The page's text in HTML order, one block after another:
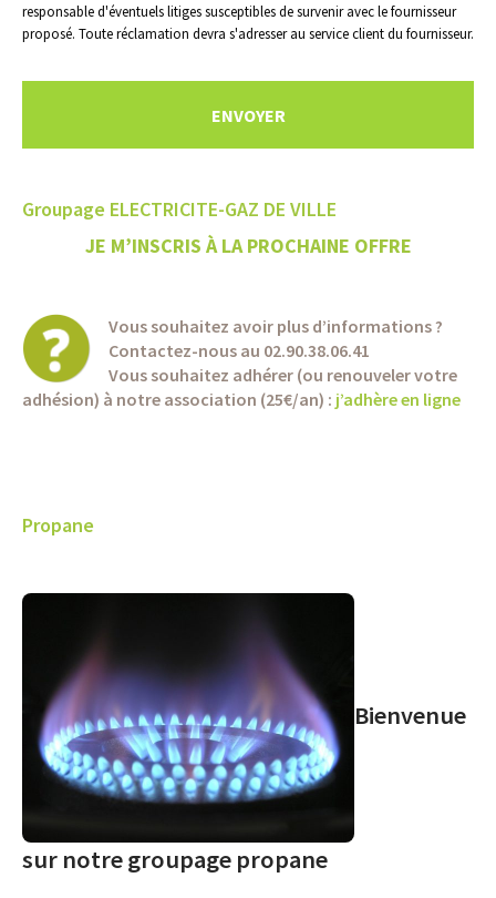
responsable d'éventuels litiges susceptibles de survenir avec le fournisseur
proposé. Toute réclamation devra s'adresser au service client du fournisseur.
Groupage ELECTRICITE-GAZ DE VILLE
JE M’INSCRIS À LA PROCHAINE OFFRE
Vous souhaitez avoir plus d’informations ?
Contactez-nous au 02.90.38.06.41
Vous souhaitez adhérer (ou renouveler votre
adhésion) à notre association (25€/an) : j’adhère en ligne
Propane
Bienvenue
sur notre groupage propane